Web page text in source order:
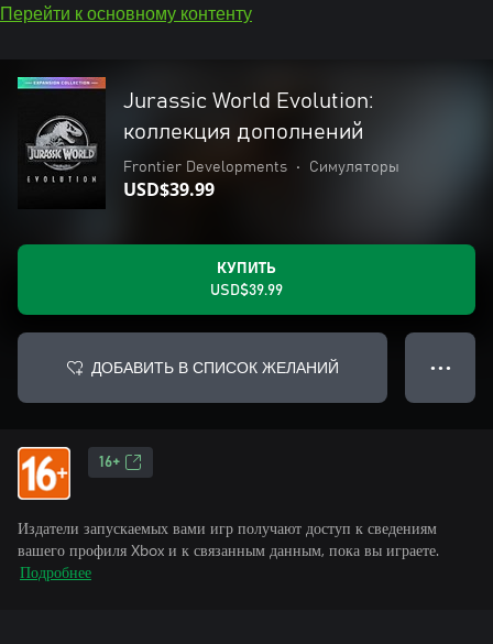
Перейти к основному контенту
Jurassic World Evolution:
коллекция дополнений
Frontier Developments • Симуляторы
USD$39.99
КУПИТЬ
USD$39.99
ДОБАВИТЬ В СПИСОК ЖЕЛАНИЙ ● ● ●
16+
Издатели запускаемых вами игр получают доступ к сведениям
вашего профиля Xbox и к связанным данным, пока вы играете.
Подробнее